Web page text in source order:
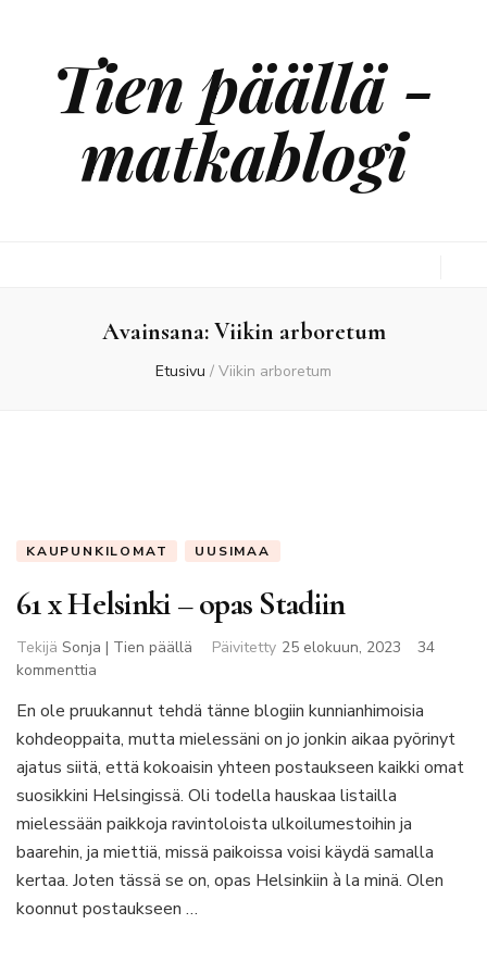
Tien päällä -
matkablogi
Avainsana:Viikin arboretum
Etusivu / Viikin arboretum
KAUPUNKILOMAT UUSIMAA
61 x Helsinki – opas Stadiin
Tekijä Sonja | Tien päällä Päivitetty 25 elokuun, 2023
34
kommenttia
x
Helsinki
–
Stadiin
En ole pruukannut tehdä tänne blogiin kunnianhimoisia
kohdeoppaita, mutta mielessäni on jo jonkin aikaa pyörinyt
ajatus siitä, että kokoaisin yhteen postaukseen kaikki omat
suosikkini Helsingissä. Oli todella hauskaa listailla
mielessään paikkoja ravintoloista ulkoilumestoihin ja
baarehin, ja miettiä, missä paikoissa voisi käydä samalla
kertaa. Joten tässä se on, opas Helsinkiin à la minä. Olen
koonnut postaukseen …